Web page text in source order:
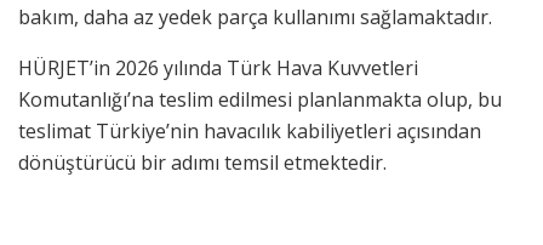
bakım, daha az yedek parça kullanımı sağlamaktadır.
HÜRJET’in 2026 yılında Türk Hava Kuvvetleri
Komutanlığı’na teslim edilmesi planlanmakta olup, bu
teslimat Türkiye’nin havacılık kabiliyetleri açısından
dönüştürücü bir adımı temsil etmektedir.